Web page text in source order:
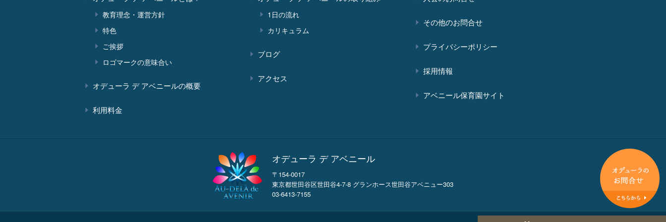
教育理念・運営方針
特色
ご挨拶
ロゴマークの意味合い
オデューラ デ アベニールの概要
利用料金
1日の流れ
カリキュラム
ブログ
アクセス
その他のお問合せ
プライバシーポリシー
採用情報
アベニール保育園サイト
オデューラ デ アベニール
〒154-0017
東京都世田谷区世田谷4-7-8 グランホース世田谷アベニュー303
03-6413-7155